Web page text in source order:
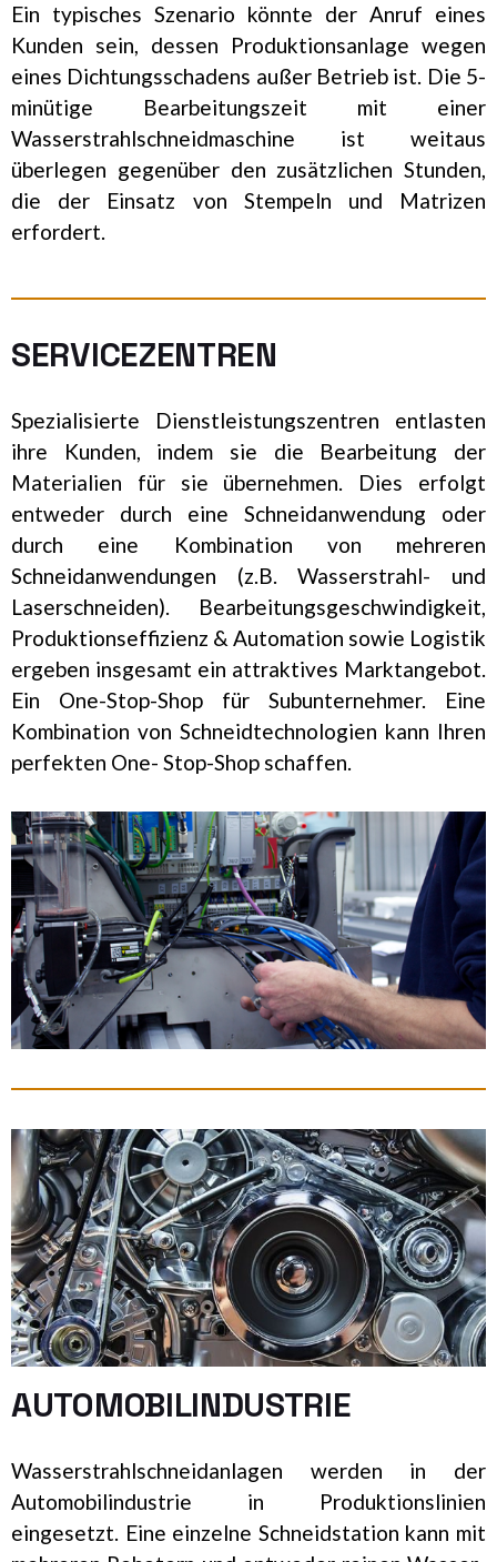
Ein typisches Szenario könnte der Anruf eines
Kunden sein, dessen Produktionsanlage wegen
eines Dichtungsschadens außer Betrieb ist. Die 5-
minütige Bearbeitungszeit mit einer
Wasserstrahlschneidmaschine ist weitaus
überlegen gegenüber den zusätzlichen Stunden,
die der Einsatz von Stempeln und Matrizen
erfordert.
SERVICEZENTREN
Spezialisierte Dienstleistungszentren entlasten
ihre Kunden, indem sie die Bearbeitung der
Materialien für sie übernehmen. Dies erfolgt
entweder durch eine Schneidanwendung oder
durch eine Kombination von mehreren
Schneidanwendungen (z.B. Wasserstrahl- und
Laserschneiden). Bearbeitungsgeschwindigkeit,
Produktionseffizienz & Automation sowie Logistik
ergeben insgesamt ein attraktives Marktangebot.
Ein One-Stop-Shop für Subunternehmer. Eine
Kombination von Schneidtechnologien kann Ihren
perfekten One- Stop-Shop schaffen.
AUTOMOBILINDUSTRIE
Wasserstrahlschneidanlagen werden in der
Automobilindustrie in Produktionslinien
eingesetzt. Eine einzelne Schneidstation kann mit